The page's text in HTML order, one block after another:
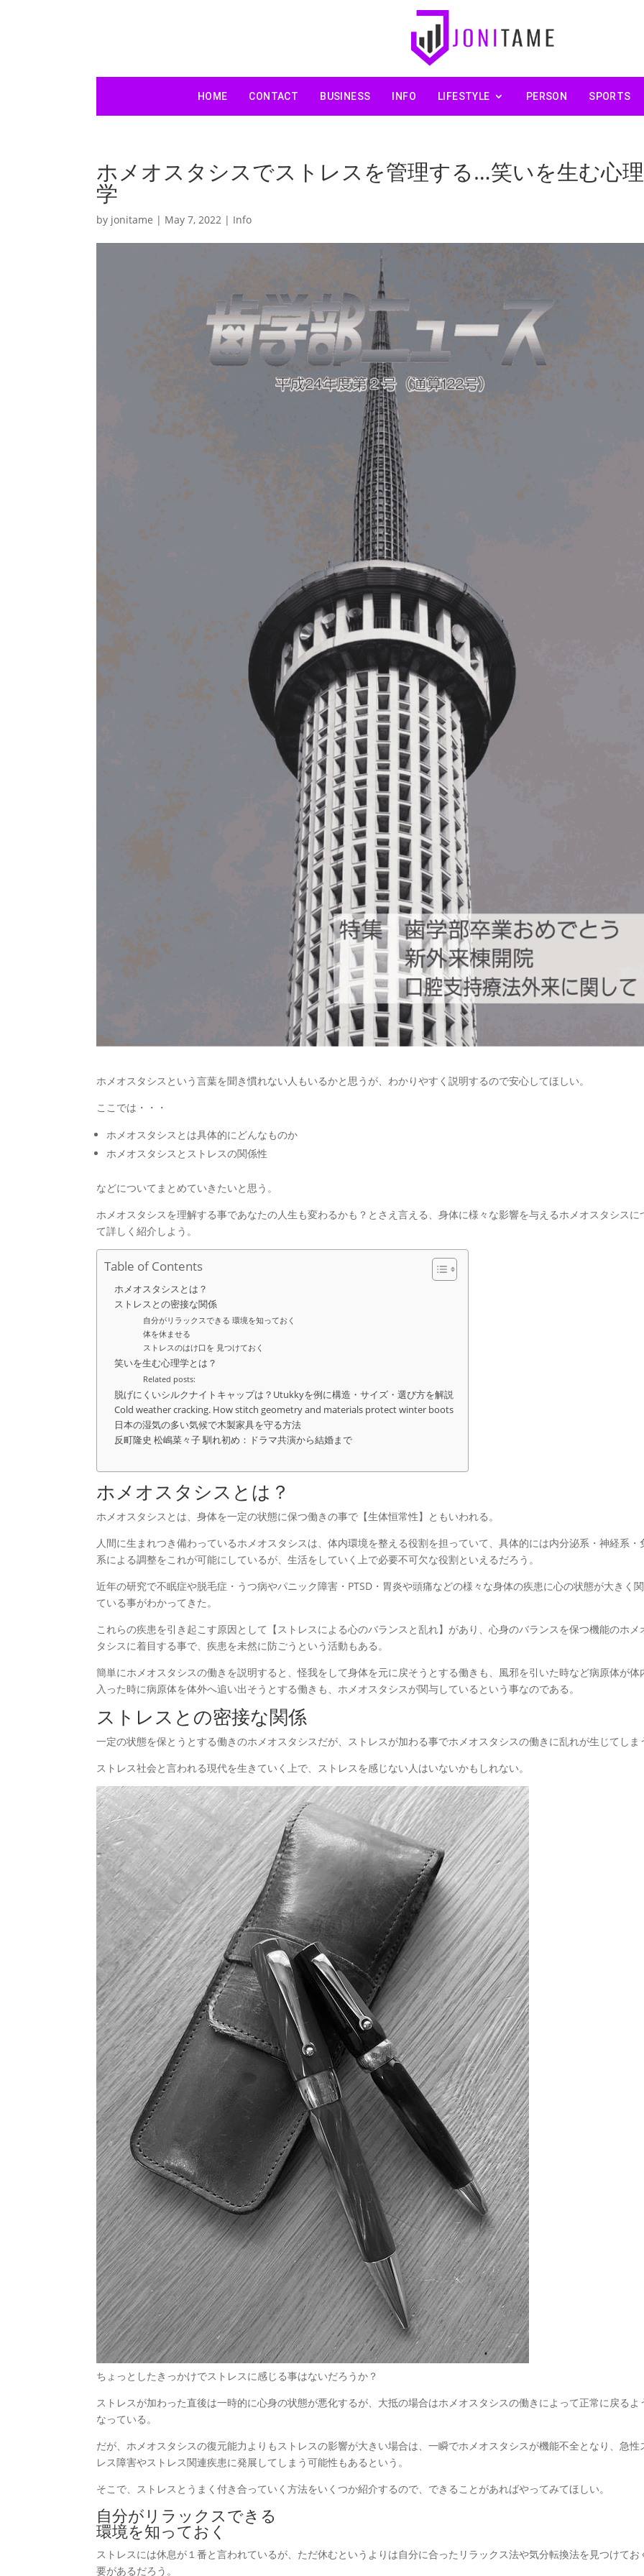
HOME CONTACT BUSINESS INFO LIFESTYLE PERSON SPORTS
ホメオスタシスでストレスを管理する…笑いを生む心理
学
by jonitame | May 7, 2022 | Info
ホメオスタシスという言葉を聞き慣れない人もいるかと思うが、わかりやすく説明するので安心してほしい。
ここでは・・・
ホメオスタシスとは具体的にどんなものか
ホメオスタシスとストレスの関係性
などについてまとめていきたいと思う。
ホメオスタシスを理解する事であなたの人生も変わるかも？とさえ言える、身体に様々な影響を与えるホメオスタシスに
て詳しく紹介しよう。
Table of Contents
ホメオスタシスとは？
ストレスとの密接な関係
自分がリラックスできる 環境を知っておく
体を休ませる
ストレスのはけ口を 見つけておく
笑いを生む心理学とは？
Related posts:
脱げにくいシルクナイトキャップは？Utukkyを例に構造・サイズ・選び方を解説
Cold weather cracking. How stitch geometry and materials protect winter boots
日本の湿気の多い気候で木製家具を守る方法
反町隆史 松嶋菜々子 馴れ初め：ドラマ共演から結婚まで
ホメオスタシスとは？
ホメオスタシスとは、身体を一定の状態に保つ働きの事で【生体恒常性】ともいわれる。
人間に生まれつき備わっているホメオスタシスは、体内環境を整える役割を担っていて、具体的には内分泌系・神経系・
系による調整をこれが可能にしているが、生活をしていく上で必要不可欠な役割といえるだろう。
近年の研究で不眠症や脱毛症・うつ病やパニック障害・PTSD・胃炎や頭痛などの様々な身体の疾患に心の状態が大きく
ている事がわかってきた。
これらの疾患を引き起こす原因として【ストレスによる心のバランスと乱れ】があり、心身のバランスを保つ機能のホメ
タシスに着目する事で、疾患を未然に防ごうという活動もある。
簡単にホメオスタシスの働きを説明すると、怪我をして身体を元に戻そうとする働きも、風邪を引いた時など病原体が体
入った時に病原体を体外へ追い出そうとする働きも、ホメオスタシスが関与しているという事なのである。
ストレスとの密接な関係
一定の状態を保とうとする働きのホメオスタシスだが、ストレスが加わる事でホメオスタシスの働きに乱れが生じてしま
ストレス社会と言われる現代を生きていく上で、ストレスを感じない人はいないかもしれない。
ちょっとしたきっかけでストレスに感じる事はないだろうか？
ストレスが加わった直後は一時的に心身の状態が悪化するが、大抵の場合はホメオスタシスの働きによって正常に戻るよ
なっている。
だが、ホメオスタシスの復元能力よりもストレスの影響が大きい場合は、一瞬でホメオスタシスが機能不全となり、急性
レス障害やストレス関連疾患に発展してしまう可能性もあるという。
そこで、ストレスとうまく付き合っていく方法をいくつか紹介するので、できることがあればやってみてほしい。
自分がリラックスできる
環境を知っておく
ストレスには休息が１番と言われているが、ただ休むというよりは自分に合ったリラックス法や気分転換法を見つけてお
要があるだろう。